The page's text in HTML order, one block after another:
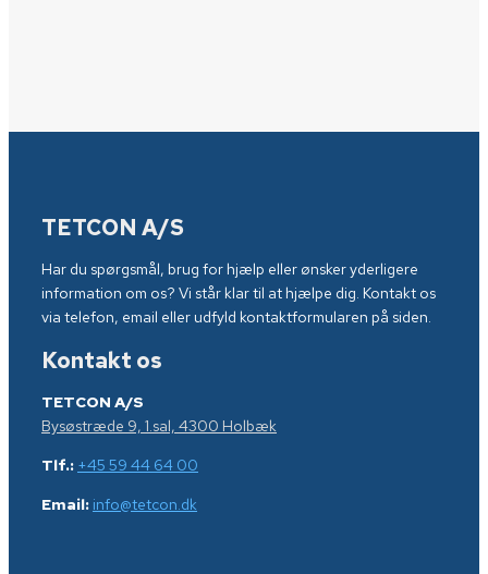
TETCON A/S
Har du spørgsmål, brug for hjælp eller ønsker yderligere
information om os? Vi står klar til at hjælpe dig. Kontakt os
via telefon, email eller udfyld kontaktformularen på siden.
Kontakt os
TETCON A/S
Bysøstræde 9, 1.sal, 4300 Holbæk
Tlf.: +45 59 44 64 00
Email: info@tetcon.dk